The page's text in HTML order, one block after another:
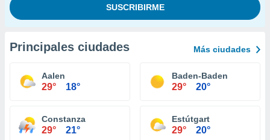
Principales ciudades Más ciudades
Aalen
29° 18°
Baden-Baden
29° 20°
Constanza
29° 21°
Estútgart
29° 20°